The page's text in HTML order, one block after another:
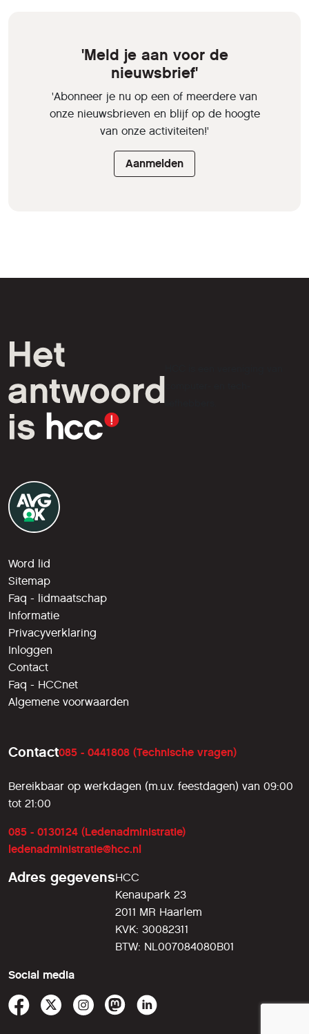
'Meld je aan voor de
nieuwsbrief'
'Abonneer je nu op een of meerdere van
onze nieuwsbrieven en blijf op de hoogte
van onze activiteiten!'
Aanmelden
liefhebbers.
Word lid
Sitemap
Faq - lidmaatschap
Informatie
Privacyverklaring
Inloggen
Contact
Faq - HCCnet
Algemene voorwaarden
Contact085 - 0441808 (Technische vragen)
Bereikbaar op werkdagen (m.u.v. feestdagen) van 09:00
tot 21:00
085 - 0130124 (Ledenadministratie)
ledenadministratie@hcc.nl
Adres gegevensHCC
Kenaupark 23
2011 MR Haarlem
KVK: 30082311
BTW: NL007084080B01
Social media